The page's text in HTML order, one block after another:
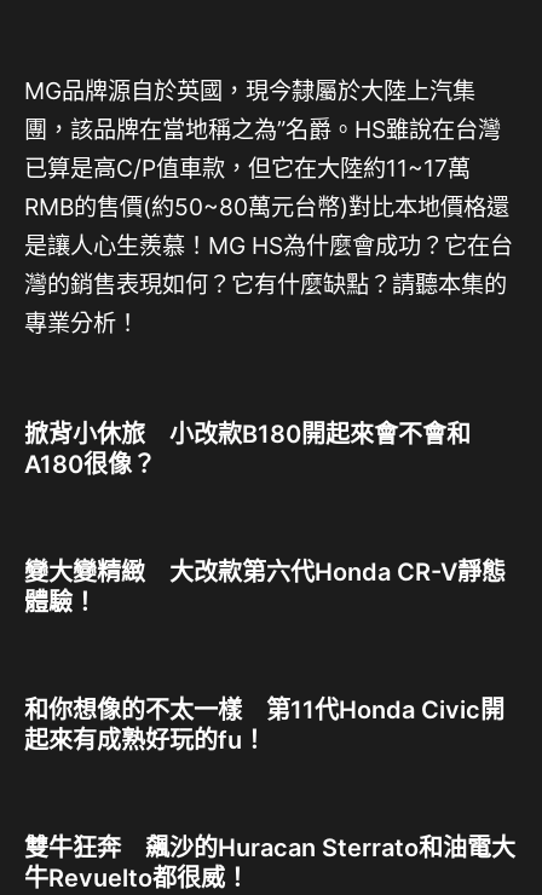
MG品牌源自於英國，現今隸屬於大陸上汽集
團，該品牌在當地稱之為”名爵。HS雖說在台灣
已算是高C/P值車款，但它在大陸約11~17萬
RMB的售價(約50~80萬元台幣)對比本地價格還
是讓人心生羨慕！MG HS為什麼會成功？它在台
灣的銷售表現如何？它有什麼缺點？請聽本集的
專業分析！
掀背小休旅 小改款B180開起來會不會和
A180很像？
變大變精緻 大改款第六代Honda CR-V靜態
體驗！
和你想像的不太一樣 第11代Honda Civic開
起來有成熟好玩的fu！
雙牛狂奔 飆沙的Huracan Sterrato和油電大
牛Revuelto都很威！